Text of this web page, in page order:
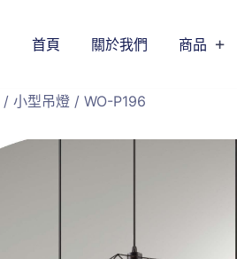
首頁 關於我們 商品
/ 小型吊燈 / WO-P196